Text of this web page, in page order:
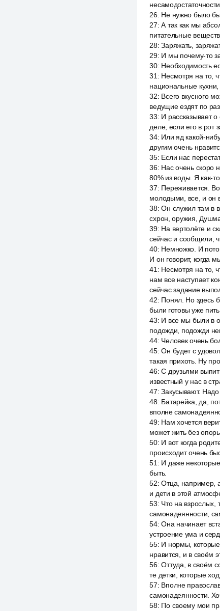
26: Не нужно было бы
27:А так как мы
питательные
28:Заряжать,
29: И мы почему-то
30: Необходимость
31 : Несмотря на то,
национальные
32: Всего вкусного
ведущие ездят по
33: И рассказывает о
деле, если его в рот
34: Или яд какой-
другим очень
35: Если нас
36: Нас очень скоро
80% из воды. Я как-
37: Переживается.
молодыми, все, и он
38:Он служил там в
схрон, оружия,
39: На вертолёте и
сейчас и сообщили,
40: Немножко. И
И он говорит, когда
41 : Несмотря на то,
нам все наступает
сейчас задание
42: Понял. Но здесь
были готовы уже
43: И все мы были в
подожди, подожди
44: Человек очень
45:Он будет с
такая прихоть. Ну
46:С друзьями
известный у нас в
47:Закусывают. Надо
48: Батарейка, да,
вполне
49: Нам хочется
может жить без
50: И вот когда
происходит очень
51 : И даже
быть.
52:Отца, например,
и дети в этой
53: Что на взрослых,
самонадеянности,
54:Она начинает
устроение ума и
55: И нормы, которые
нравится, и в своём
56:Оттуда, в своём
те детки, которые
57: Вполне
самонадеянности.
58: По своему мои